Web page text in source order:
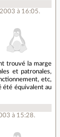
à 16:05.
trouvé la marge
et patronales,
etc,
été équivalent au
à 15:28.